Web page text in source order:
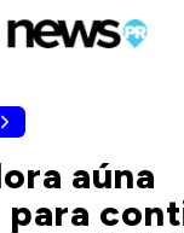
aúna
para